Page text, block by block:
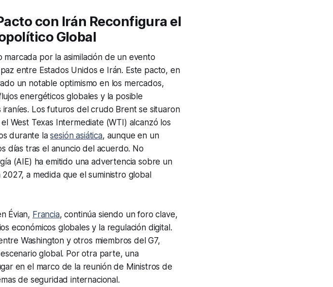
con Irán Reconfigura el
Global
por la asimilación de un evento
entre Estados Unidos e Irán. Este pacto, en
un notable optimismo en los mercados,
energéticos globales y la posible
Los futuros del crudo Brent se situaron
West Texas Intermediate (WTI) alcanzó los
durante lasesión asiática, aunque en un
días tras el anuncio del acuerdo. No
(AIE) ha emitido una advertencia sobre un
a medida que el suministro global
Évian, Francia, continúa siendo un foro clave,
económicos globales y la regulación digital.
Washington y otros miembros del G7,
global. Por otra parte, una
en el marco de la reunión de Ministros de
de seguridad internacional.